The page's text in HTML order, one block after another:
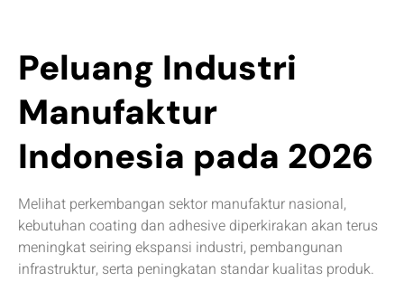
Peluang Industri
Manufaktur
Indonesia pada 2026
Melihat perkembangan sektor manufaktur nasional,
kebutuhan coating dan adhesive diperkirakan akan terus
meningkat seiring ekspansi industri, pembangunan
infrastruktur, serta peningkatan standar kualitas produk.